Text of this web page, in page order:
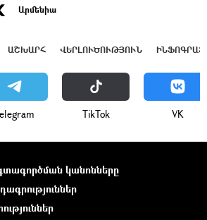
Արմենիա
ԱՇԽԱՐՀ ՎԵՐԼՈՒԾՈՒԹՅՈՒՆ
ТikТоk VK
կանոնները